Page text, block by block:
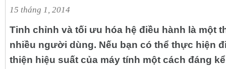
15 tháng 1, 2014
Tinh chỉnh và tối ưu hóa hệ điều hành là một
nhiều người dùng. Nếu bạn có thể thực hiện
thiện hiệu suất của máy tính một cách đáng